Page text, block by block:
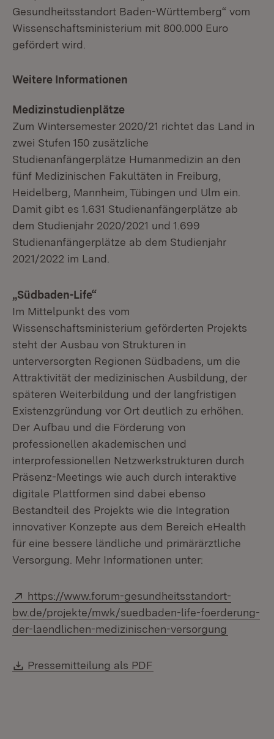
Gesundheitsstandort Baden-Württemberg“ vom
Wissenschaftsministerium mit 800.000 Euro
gefördert wird.
Weitere Informationen
Medizinstudienplätze
Zum Wintersemester 2020/21 richtet das Land in
zwei Stufen 150 zusätzliche
Studienanfängerplätze Humanmedizin an den
fünf Medizinischen Fakultäten in Freiburg,
Heidelberg, Mannheim, Tübingen und Ulm ein.
Damit gibt es 1.631 Studienanfängerplätze ab
dem Studienjahr 2020/2021 und 1.699
Studienanfängerplätze ab dem Studienjahr
2021/2022 im Land.
„Südbaden-Life“
Im Mittelpunkt des vom
Wissenschaftsministerium geförderten Projekts
steht der Ausbau von Strukturen in
unterversorgten Regionen Südbadens, um die
Attraktivität der medizinischen Ausbildung, der
späteren Weiterbildung und der langfristigen
Existenzgründung vor Ort deutlich zu erhöhen.
Der Aufbau und die Förderung von
professionellen akademischen und
interprofessionellen Netzwerkstrukturen durch
Präsenz-Meetings wie auch durch interaktive
digitale Plattformen sind dabei ebenso
Bestandteil des Projekts wie die Integration
innovativer Konzepte aus dem Bereich eHealth
für eine bessere ländliche und primärärztliche
Versorgung. Mehr Informationen unter:
Extern:
https://www.forum-gesundheitsstandort-
bw.de/projekte/mwk/suedbaden-life-foerderung-
der-laendlichen-medizinischen-versorgung
Download:
Pressemitteilung als PDF